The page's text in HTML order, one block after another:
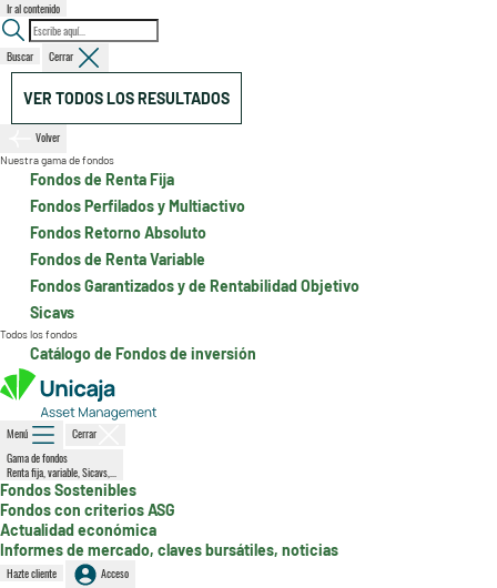
Ir al contenido
Buscar Cerrar
VER TODOS LOS RESULTADOS
Volver
Nuestra gama de fondos
Fondos de Renta Fija
Fondos Perfilados y Multiactivo
Fondos Retorno Absoluto
Fondos de Renta Variable
Fondos Garantizados y de Rentabilidad Objetivo
Sicavs
Todos los fondos
Catálogo de Fondos de inversión
Menú
Cerrar
Gama de fondos
Renta fija, variable, Sicavs,...
Fondos Sostenibles
Fondos con criterios ASG
Actualidad económica
Informes de mercado, claves bursátiles, noticias
Hazte cliente Acceso